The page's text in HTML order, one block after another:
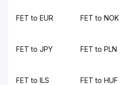
FET to EUR FET to NOK
FET to JPY FET to PLN
FET to ILS FET to HUF